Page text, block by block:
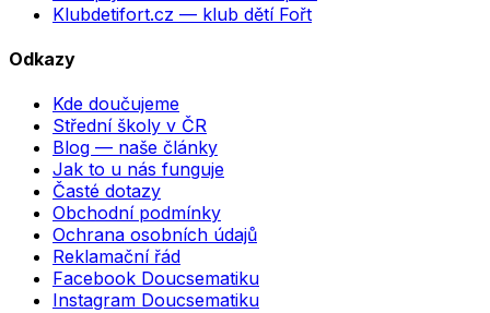
Klubdetifort.cz — klub dětí Fořt
Odkazy
Kde doučujeme
Střední školy v ČR
Blog — naše články
Jak to u nás funguje
Časté dotazy
Obchodní podmínky
Ochrana osobních údajů
Reklamační řád
Facebook Doucsematiku
Instagram Doucsematiku